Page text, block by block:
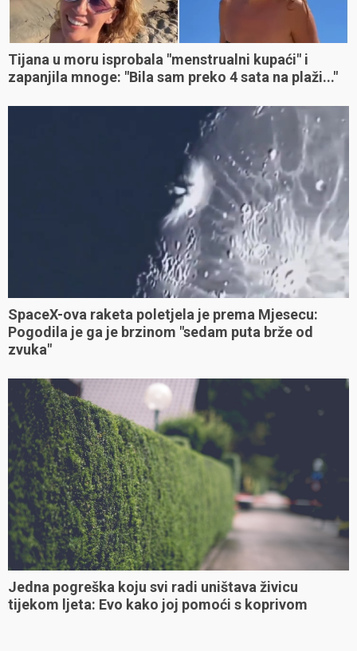
Tijana u moru isprobala "menstrualni kupaći" i
zapanjila mnoge: "Bila sam preko 4 sata na plaži..."
SpaceX-ova raketa poletjela je prema Mjesecu:
Pogodila je ga je brzinom "sedam puta brže od
zvuka"
Jedna pogreška koju svi radi uništava živicu
tijekom ljeta: Evo kako joj pomoći s koprivom